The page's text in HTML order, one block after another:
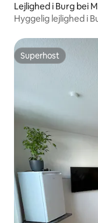
Lejlighed i Burg bei
Hyggelig lejlighed i
Superhost
Superhost